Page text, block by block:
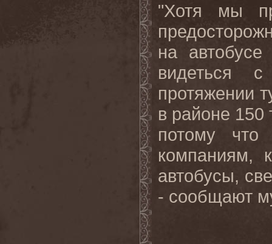
"Хотя мы
на
видеться
протяжении
в районе 150
потому что
компаниям,
автобусы,
- сообщают